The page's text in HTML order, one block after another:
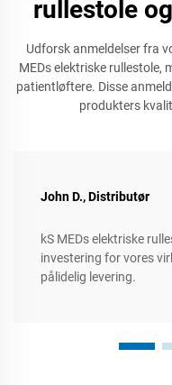
rullestole
Udforsk anmeldelser fra
MEDs elektriske rullestole,
patientløftere. Disse
produkters
John D., Distributør
kS MEDs elektriske
investering for vores
pålidelig levering.